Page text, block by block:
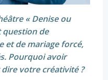
« Denise ou
question de
et de mariage forcé,
Pourquoi avoir
votre créativité ?